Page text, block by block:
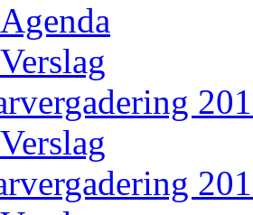
Agenda
Verslag
Verslag